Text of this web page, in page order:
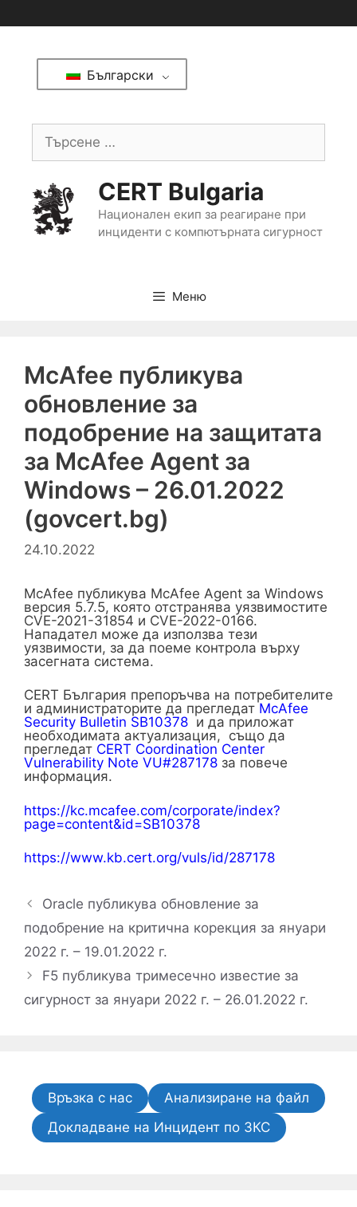
Български
CERT Bulgaria
Национален екип за реагиране при
инциденти с компютърната сигурност
Меню
McAfee публикува
обновление за
подобрение на защитата
за McAfee Agent за
Windows – 26.01.2022
(govcert.bg)
24.10.2022
McAfee публикува McAfee Agent за Windows
версия 5.7.5, която отстранява уязвимостите
CVE-2021-31854 и CVE-2022-0166.
Нападател може да използва тези
уязвимости, за да поеме контрола върху
засегната система.
CERT България препоръчва на потребителите
и администраторите да прегледат McAfee
Security Bulletin SB10378 и да приложат
необходимата актуализация, също да
прегледат CERT Coordination Center
Vulnerability Note VU#287178 за повече
информация.
https://kc.mcafee.com/corporate/index?
page=content&id=SB10378
https://www.kb.cert.org/vuls/id/287178
Oracle публикува обновление за
подобрение на критична корекция за януари
2022 г. – 19.01.2022 г.
F5 публикува тримесечно известие за
сигурност за януари 2022 г. – 26.01.2022 г.
Връзка с нас
Анализиране на файл
Докладване на Инцидент по ЗКС